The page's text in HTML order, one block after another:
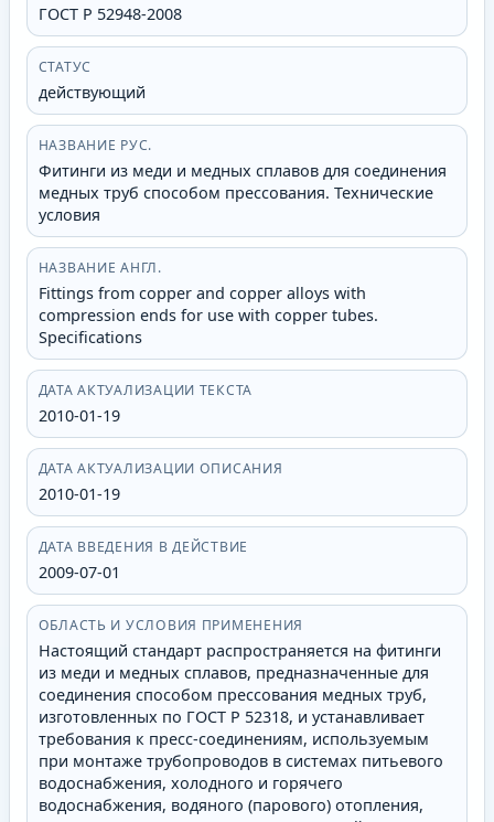
ГОСТ Р 52948-2008
СТАТУС
действующий
НАЗВАНИЕ РУС.
Фитинги из меди и медных сплавов для соединения
медных труб способом прессования. Технические
условия
НАЗВАНИЕ АНГЛ.
Fittings from copper and copper alloys with
compression ends for use with copper tubes.
Specifications
ДАТА АКТУАЛИЗАЦИИ ТЕКСТА
2010-01-19
ДАТА АКТУАЛИЗАЦИИ ОПИСАНИЯ
2010-01-19
ДАТА ВВЕДЕНИЯ В ДЕЙСТВИЕ
2009-07-01
ОБЛАСТЬ И УСЛОВИЯ ПРИМЕНЕНИЯ
Настоящий стандарт распространяется на фитинги
из меди и медных сплавов, предназначенные для
соединения способом прессования медных труб,
изготовленных по ГОСТ Р 52318, и устанавливает
требования к пресс-соединениям, используемым
при монтаже трубопроводов в системах питьевого
водоснабжения, холодного и горячего
водоснабжения, водяного (парового) отопления,